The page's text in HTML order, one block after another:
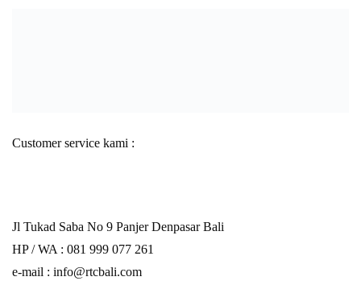
Customer service kami :
Jl Tukad Saba No 9 Panjer Denpasar Bali
HP / WA : 081 999 077 261
e-mail : info@rtcbali.com